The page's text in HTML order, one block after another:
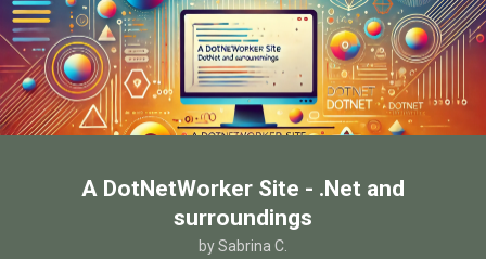
A DotNetWorker Site - .Net and
surroundings
by Sabrina C.